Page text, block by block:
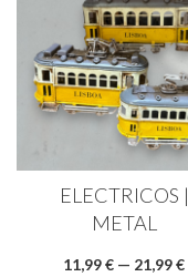
ELECTRICOS |
METAL
11,99 € — 21,99 €